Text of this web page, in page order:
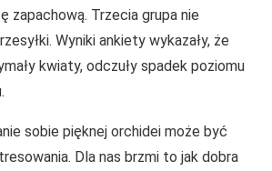
zapachową. Trzecia grupa nie
Wyniki ankiety wykazały, że
kwiaty, odczuły spadek poziomu
sobie pięknej orchidei może być
Dla nas brzmi to jak dobra